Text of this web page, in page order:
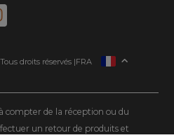
droits réservés |
ESPAÑA
DEUTSCHLAND
NEDERLAND
FRA
compter de la réception ou du
un retour de produits et